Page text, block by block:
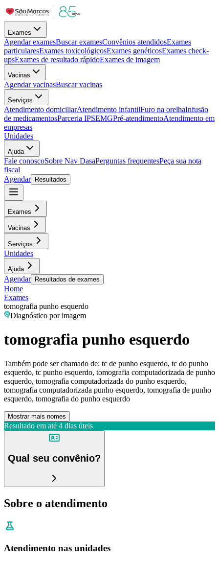
Exames
Agendar examesBuscar examesConvênios atendidosExames
particularesExames toxicológicosExames genéticosExames check-
upsExames de resultado rápidoExames de imagem
Vacinas
Agendar vacinasBuscar vacinas
Serviços
Atendimento domiciliarAtendimento infantilFuro na orelhaInfusão
de medicamentosParceria IPSEMGPré-atendimentoAtendimento em
empresas
Unidades
Ajuda
Fale conoscoSobre Nav DasaPerguntas frequentesPeça sua nota
fiscal
Agendar
Resultados
Exames
Vacinas
Serviços
Unidades
Ajuda
Agendar Resultados de exames
Home
Exames
tomografia punho esquerdo
Diagnóstico por imagem
tomografia punho esquerdo
Também pode ser chamado de: tc de punho esquerdo, tc do punho
esquerdo, tc punho esquerdo, tomografia computadorizada de punho
esquerdo, tomografia computadorizada do punho esquerdo,
tomografia computadorizada punho esquerdo, tomografia de punho
esquerdo, tomografia do punho esquerdo
Mostrar mais nomes
Resultado em até 4 dias úteis
Qual seu convênio?
Sobre o atendimento
Atendimento nas unidades